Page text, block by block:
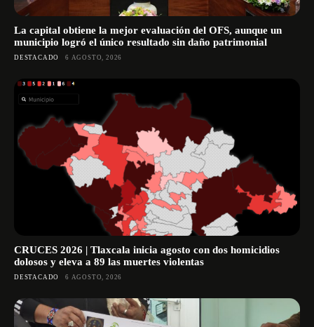
La capital obtiene la mejor evaluación del OFS, aunque un
municipio logró el único resultado sin daño patrimonial
DESTACADO 6 AGOSTO, 2026
CRUCES 2026 | Tlaxcala inicia agosto con dos homicidios
dolosos y eleva a 89 las muertes violentas
DESTACADO 6 AGOSTO, 2026